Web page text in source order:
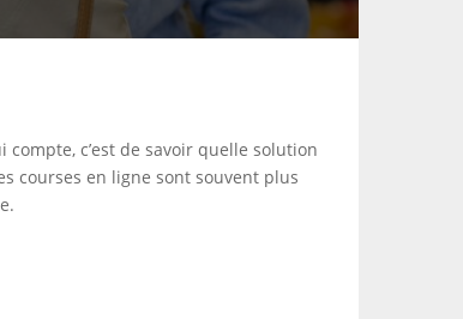
c’est de savoir quelle solution
courses en ligne sont souvent plus